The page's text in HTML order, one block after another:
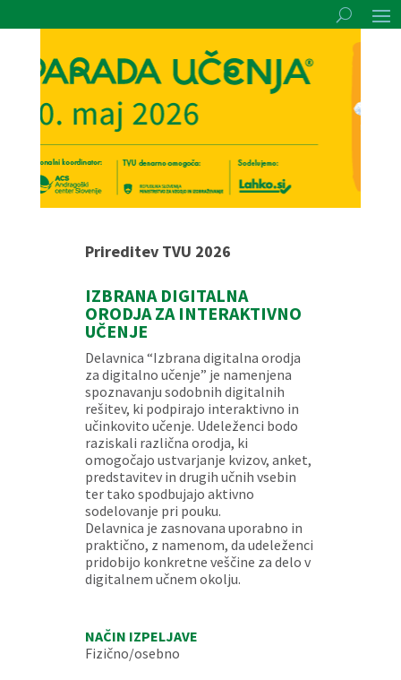
Prireditev TVU 2026
IZBRANA DIGITALNA
ORODJA ZA INTERAKTIVNO
UČENJE
Delavnica “Izbrana digitalna orodja
za digitalno učenje” je namenjena
spoznavanju sodobnih digitalnih
rešitev, ki podpirajo interaktivno in
učinkovito učenje. Udeleženci bodo
raziskali različna orodja, ki
omogočajo ustvarjanje kvizov, anket,
predstavitev in drugih učnih vsebin
ter tako spodbujajo aktivno
sodelovanje pri pouku.
Delavnica je zasnovana uporabno in
praktično, z namenom, da udeleženci
pridobijo konkretne veščine za delo v
digitalnem učnem okolju.
NAČIN IZPELJAVE
Fizično/osebno